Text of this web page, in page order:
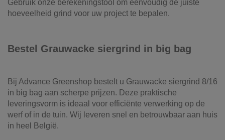
Gebruik onze berekeningstool om eenvoudig de juiste
hoeveelheid grind voor uw project te bepalen.
Bestel Grauwacke siergrind in big bag
Bij Advance Greenshop bestelt u Grauwacke siergrind 8/16
in big bag aan scherpe prijzen. Deze praktische
leveringsvorm is ideaal voor efficiënte verwerking op de
werf of in de tuin. Wij leveren snel en betrouwbaar aan huis
in heel België.